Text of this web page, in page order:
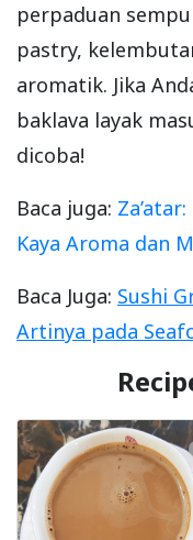
perpaduan
pastry,
aromatik. Jika
baklava layak
dicoba!
Baca juga:
Kaya Aroma dan
Baca Juga: Sushi
Artinya pada